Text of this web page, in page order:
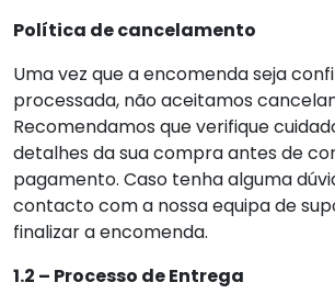
Política de cancelamento
Uma vez que a encomenda seja
processada, não aceitamos
Recomendamos que verifique
detalhes da sua compra antes de
pagamento. Caso tenha alguma
contacto com a nossa equipa de
finalizar a encomenda.
1.2 – Processo de Entrega